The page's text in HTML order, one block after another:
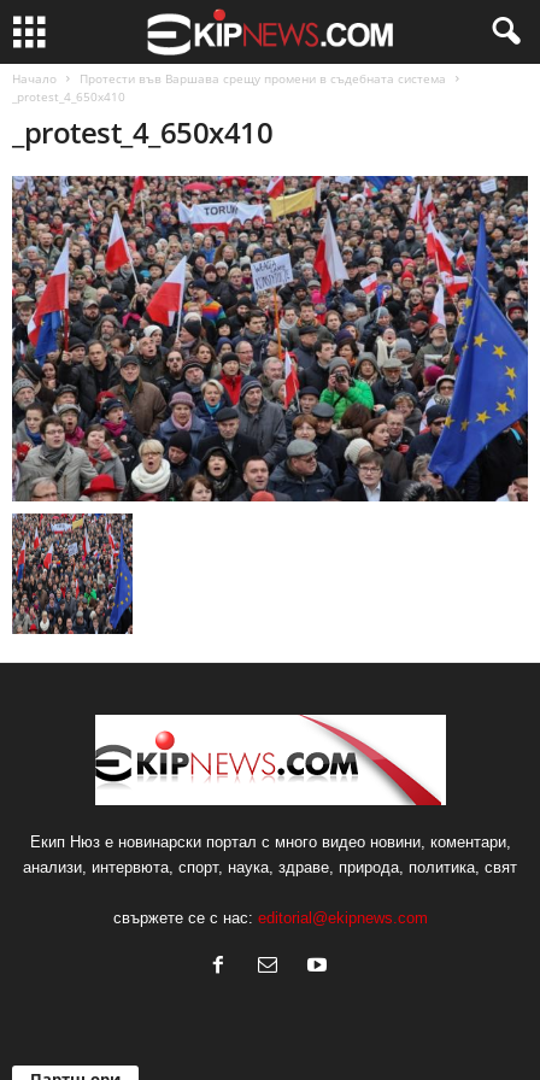
Начало
Протести във Варшава срещу промени в съдебната система
_protest_4_650x410
_protest_4_650x410
Екип Нюз е новинарски портал с много видео новини, коментари,
анализи, интервюта, спорт, наука, здраве, природа, политика, свят
свържете се с нас: editorial@ekipnews.com